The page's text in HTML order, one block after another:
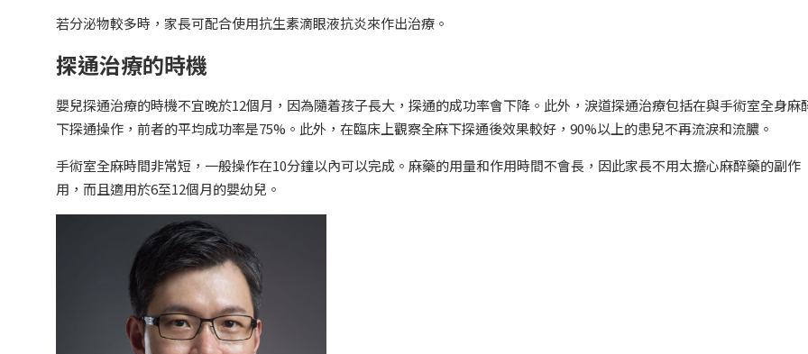
若分泌物較多時，家長可配合使用抗生素滴眼液抗炎來作出治療。
探通治療的時機
嬰兒探通治療的時機不宜晚於12個月，因為隨着孩子長大，探通的成功率會下降。此外，淚道探通治療包括在與手術室全身麻
下探通操作，前者的平均成功率是75%。此外，在臨床上觀察全麻下探通後效果較好，90%以上的患兒不再流淚和流膿。
手術室全麻時間非常短，一般操作在10分鐘以內可以完成。麻藥的用量和作用時間不會長，因此家長不用太擔心麻醉藥的副作
用，而且適用於6至12個月的嬰幼兒。